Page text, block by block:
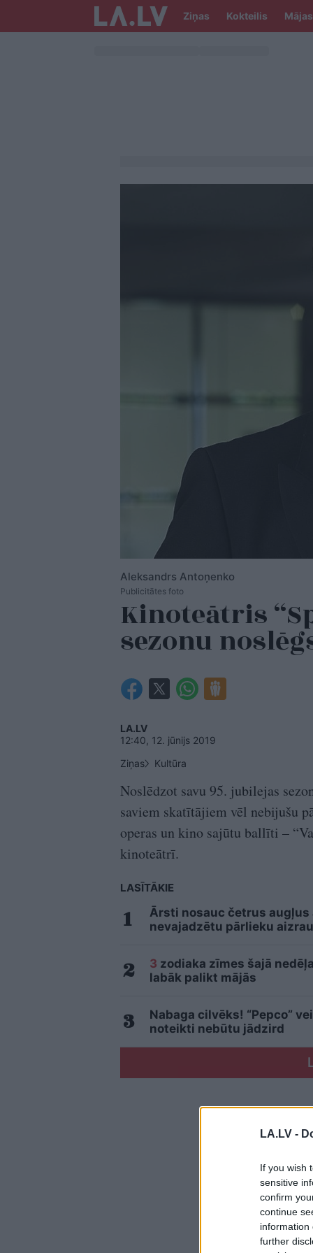
LA.LV -
If you wish
sensitive
confirm
continue
information
further
Ziņas Kokteilis Mājas
Aleksandrs Antoņenko
Publicitātes foto
Kinoteātris
sezonu
LA.LV
12:40, 12. jūnijs 2019
Ziņas
Kultūra
Noslēdzot savu 95. jubilejas
saviem skatītājiem vēl nebijušu
operas un kino sajūtu ballīti –
kinoteātrī.
LASĪTĀKIE
Ārsti nosauc četrus augļus
nevajadzētu pārlieku
3 zodiaka zīmes šajā
labāk palikt mājās
Nabaga cilvēks! “Pepco”
noteikti nebūtu jādzird